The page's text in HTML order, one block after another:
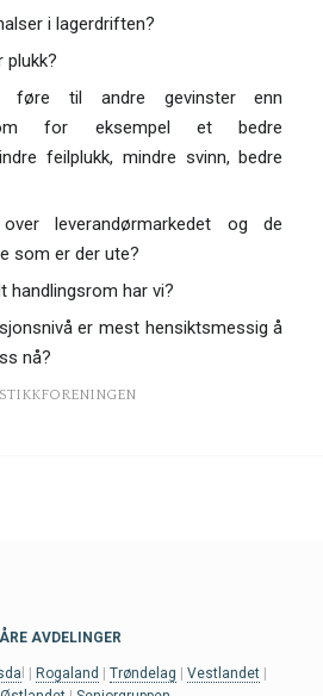
i lagerdriften?
plukk?
føre til andre gevinster enn
for eksempel et bedre
feilplukk, mindre svinn, bedre
leverandørmarkedet og de
som er der ute?
handlingsrom har vi?
er mest hensiktsmessig å
nå?
AVDELINGER
l |Rogaland |Trøndelag |Vestlandet |